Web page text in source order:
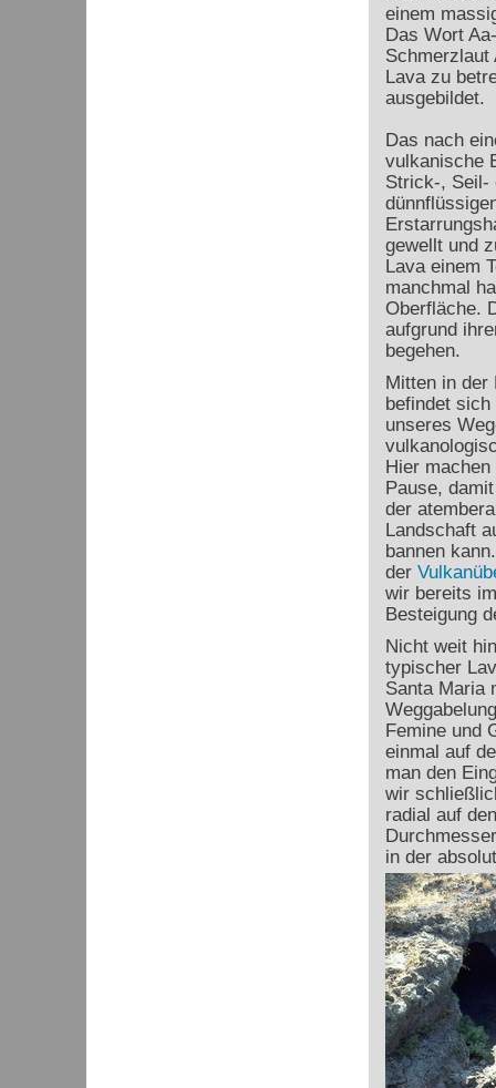
einem
Das Wort
Schmerzlaut
Lava zu
ausgebildet.
Das nach
vulkanische
Strick-, Seil-
gewellt und
Lava einem
manchmal
Oberfläche.
aufgrund
begehen.
Mitten in der
befindet
unseres
Hier
Pause,
der
Landschaft
bannen
der
wir bereits
Besteigung
Nicht weit
typischer
Santa Maria
Femine und
einmal auf
man den
wir
radial auf
in der